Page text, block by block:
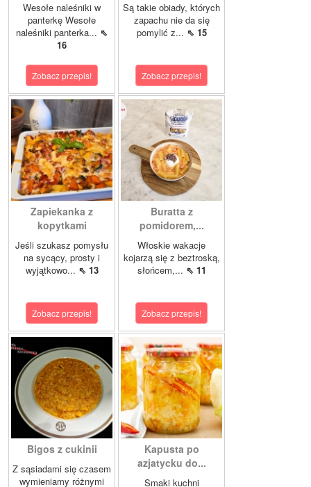
Wesołe naleśniki w
panterkę Wesołe
naleśniki panterka... ⇖
16
Zobacz przepis!
Są takie obiady, których
zapachu nie da się
pomylić z... ⇖ 15
Zobacz przepis!
Zapiekanka z
kopytkami
Jeśli szukasz pomysłu
na sycący, prosty i
wyjątkowo... ⇖ 13
Zobacz przepis!
Buratta z
pomidorem,...
Włoskie wakacje
kojarzą się z beztroską,
słońcem,... ⇖ 11
Zobacz przepis!
Bigos z cukinii
Z sąsiadami się czasem
wymieniamy różnymi
Kapusta po
azjatycku do...
Smaki kuchni